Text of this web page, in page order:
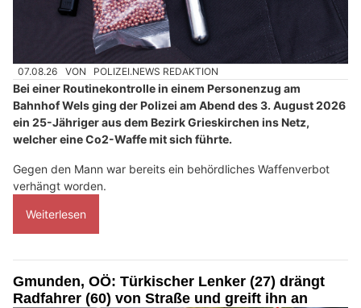
07.08.26 VON POLIZEI.NEWS REDAKTION
Bei einer Routinekontrolle in einem Personenzug am
Bahnhof Wels ging der Polizei am Abend des 3. August 2026
ein 25-Jähriger aus dem Bezirk Grieskirchen ins Netz,
welcher eine Co2-Waffe mit sich führte.
Gegen den Mann war bereits ein behördliches Waffenverbot
verhängt worden.
Weiterlesen
Gmunden, OÖ: Türkischer Lenker (27) drängt
Radfahrer (60) von Straße und greift ihn an